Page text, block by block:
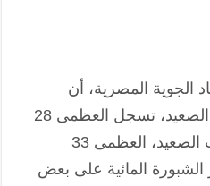
الجوية المصرية، أن
درجات الحرارة في شمال الصعيد، تسجل العظمى 28
والصغرى 13 درجة. وجنوب الصعيد، العظمى 33
وتظهر الشبورة المائية على بعض